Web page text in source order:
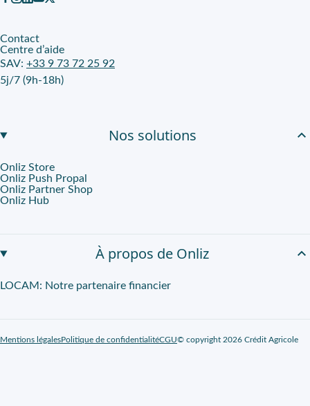
Contact
Centre d’aide
SAV: +33 9 73 72 25 92
5j/7 (9h-18h)
Nos solutions
Onliz Store
Onliz Push Propal
Onliz Partner Shop
Onliz Hub
À propos de Onliz
LOCAM: Notre partenaire financier
Mentions légalesPolitique de confidentialitéCGU© copyright 2026 Crédit Agricole